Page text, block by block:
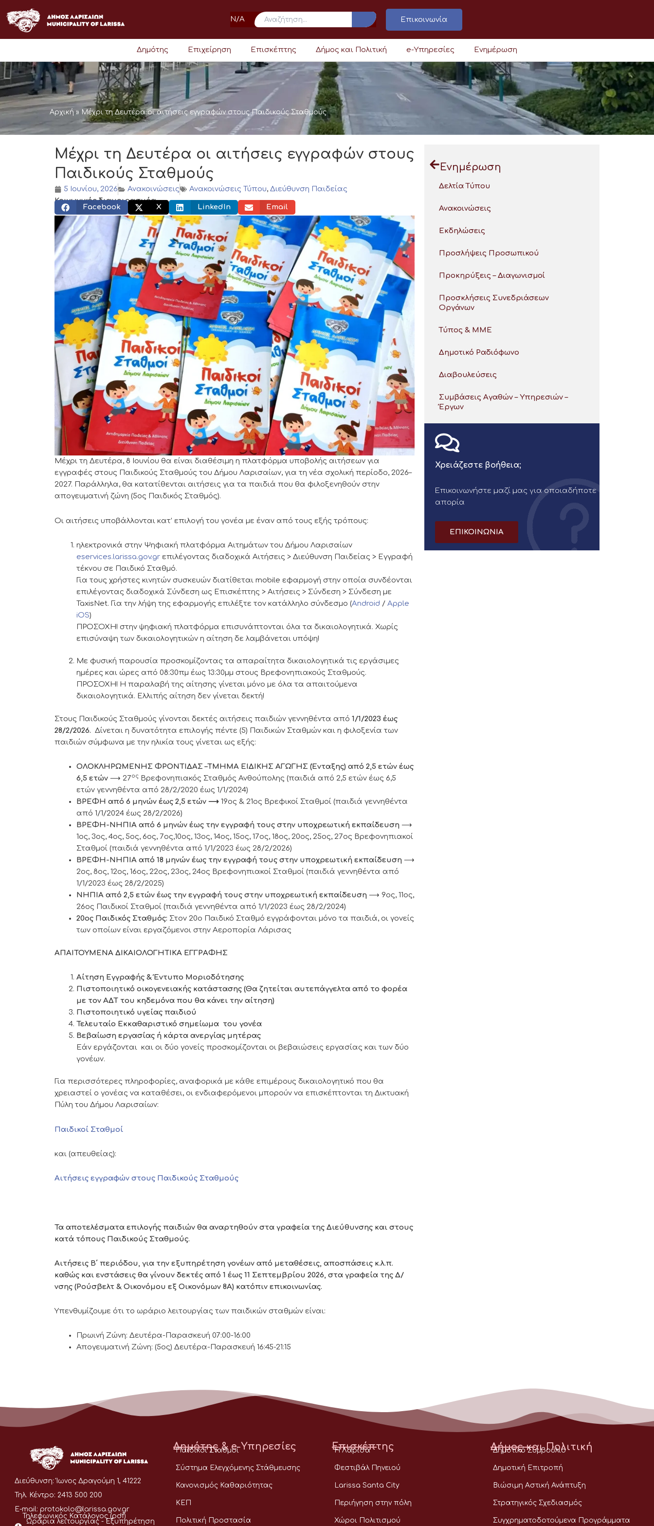
στο
περιεχόμενο
N/A Επικοινωνία
Δημότης Επιχείρηση Επισκέπτης Δήμος και Πολιτική e-Υπηρεσίες Ενημέρωση
Αρχική » Μέχρι τη Δευτέρα οι αιτήσεις εγγραφών στους Παιδικούς Σταθμούς
Μέχρι τη Δευτέρα οι αιτήσεις εγγραφών στους
Παιδικούς Σταθμούς
5 Ιουνίου, 2026 Ανακοινώσεις Ανακοινώσεις Τύπου, Διεύθυνση Παιδείας
Κοινωνικός διαμοιρασμός:
Facebook X LinkedIn Email
Μέχρι τη Δευτέρα, 8 Ιουνίου θα είναι διαθέσιμη η πλατφόρμα υποβολής αιτήσεων για
εγγραφές στους Παιδικούς Σταθμούς του Δήμου Λαρισαίων, για τη νέα σχολική περίοδο, 2026–
2027. Παράλληλα, θα κατατίθενται αιτήσεις για τα παιδιά που θα φιλοξενηθούν στην
απογευματινή ζώνη (5ος Παιδικός Σταθμός).
Οι αιτήσεις υποβάλλονται κατ’ επιλογή του γονέα με έναν από τους εξής τρόπους:
ηλεκτρονικά στην Ψηφιακή πλατφόρμα Αιτημάτων του Δήμου Λαρισαίων
eservices.larissa.gov.gr επιλέγοντας διαδοχικά Αιτήσεις > Διεύθυνση Παιδείας > Εγγραφή
τέκνου σε Παιδικό Σταθμό.
Για τους χρήστες κινητών συσκευών διατίθεται mobile εφαρμογή στην οποία συνδέονται
επιλέγοντας διαδοχικά Σύνδεση ως Επισκέπτης > Αιτήσεις > Σύνδεση > Σύνδεση με
TaxisNet. Για την λήψη της εφαρμογής επιλέξτε τον κατάλληλο σύνδεσμο (Android / Apple
iOS)
ΠΡΟΣΟΧΗ! στην ψηφιακή πλατφόρμα επισυνάπτονται όλα τα δικαιολογητικά. Χωρίς
επισύναψη των δικαιολογητικών η αίτηση δε λαμβάνεται υπόψη!
Με φυσική παρουσία προσκομίζοντας τα απαραίτητα δικαιολογητικά τις εργάσιμες
ημέρες και ώρες από 08:30πμ έως 13:30μμ στους Βρεφονηπιακούς Σταθμούς.
ΠΡΟΣΟΧΗ! Η παραλαβή της αίτησης γίνεται μόνο με όλα τα απαιτούμενα
δικαιολογητικά. Ελλιπής αίτηση δεν γίνεται δεκτή!
Στους Παιδικούς Σταθμούς γίνονται δεκτές αιτήσεις παιδιών γεννηθέντα από 1/1/2023 έως
28/2/2026. Δίνεται η δυνατότητα επιλογής πέντε (5) Παιδικών Σταθμών και η φιλοξενία των
παιδιών σύμφωνα με την ηλικία τους γίνεται ως εξής:
ΟΛΟΚΛΗΡΩΜΕΝΗΣ ΦΡΟΝΤΙΔΑΣ –ΤΜΗΜΑ ΕΙΔΙΚΗΣ ΑΓΩΓΗΣ (Ένταξης) από 2,5 ετών έως
6,5 ετών ⟶ 27ος Βρεφονηπιακός Σταθμός Ανθούπολης (παιδιά από 2,5 ετών έως 6,5
ετών γεννηθέντα από 28/2/2020 έως 1/1/2024)
ΒΡΕΦΗ από 6 μηνών έως 2,5 ετών ⟶ 19ος & 21ος Βρεφικοί Σταθμοί (παιδιά γεννηθέντα
από 1/1/2024 έως 28/2/2026)
ΒΡΕΦΗ-ΝΗΠΙΑ από 6 μηνών έως την εγγραφή τους στην υποχρεωτική εκπαίδευση ⟶
1ος, 3ος, 4ος, 5ος, 6ος, 7ος,10ος, 13ος, 14ος, 15ος, 17ος, 18ος, 20ος, 25ος, 27ος Βρεφονηπιακοί
Σταθμοί (παιδιά γεννηθέντα από 1/1/2023 έως 28/2/2026)
ΒΡΕΦΗ-ΝΗΠΙΑ από 18 μηνών έως την εγγραφή τους στην υποχρεωτική εκπαίδευση ⟶
2ος, 8ος, 12ος, 16ος, 22ος, 23ος, 24ος Βρεφονηπιακοί Σταθμοί (παιδιά γεννηθέντα από
1/1/2023 έως 28/2/2025)
ΝΗΠΙΑ από 2,5 ετών έως την εγγραφή τους στην υποχρεωτική εκπαίδευση ⟶ 9ος, 11ος,
26ος Παιδικοί Σταθμοί (παιδιά γεννηθέντα από 1/1/2023 έως 28/2/2024)
20ος Παιδικός Σταθμός: Στον 20ο Παιδικό Σταθμό εγγράφονται μόνο τα παιδιά, οι γονείς
των οπoίων είναι εργαζόμενοι στην Αεροπορία Λάρισας
ΑΠΑΙΤΟΥΜΕΝΑ ΔΙΚΑΙΟΛΟΓΗΤΙΚΑ ΕΓΓΡΑΦΗΣ
Αίτηση Εγγραφής & Έντυπο Μοριοδότησης
Πιστοποιητικό οικογενειακής κατάστασης (Θα ζητείται αυτεπάγγελτα από το φορέα
με τον ΑΔΤ του κηδεμόνα που θα κάνει την αίτηση)
Πιστοποιητικό υγείας παιδιού
Τελευταίο Εκκαθαριστικό σημείωμα του γονέα
Βεβαίωση εργασίας ή κάρτα ανεργίας μητέρας
Εάν εργάζονται και οι δύο γονείς προσκομίζονται οι βεβαιώσεις εργασίας και των δύο
γονέων.
Για περισσότερες πληροφορίες, αναφορικά με κάθε επιμέρους δικαιολογητικό που θα
χρειαστεί ο γονέας να καταθέσει, οι ενδιαφερόμενοι μπορούν να επισκέπτονται τη Δικτυακή
Πύλη του Δήμου Λαρισαίων:
Παιδικοί Σταθμοί
και (απευθείας):
Αιτήσεις εγγραφών στους Παιδικούς Σταθμούς
Τα αποτελέσματα επιλογής παιδιών θα αναρτηθούν στα γραφεία της Διεύθυνσης και στους
κατά τόπους Παιδικούς Σταθμούς.
Αιτήσεις Β΄ περιόδου, για την εξυπηρέτηση γονέων από μεταθέσεις, αποσπάσεις κ.λ.π.
καθώς και ενστάσεις θα γίνουν δεκτές από 1 έως 11 Σεπτεμβρίου 2026, στα γραφεία της Δ/
νσης (Ρούσβελτ & Οικονόμου εξ Οικονόμων 8Α) κατόπιν επικοινωνίας.
Υπενθυμίζουμε ότι το ωράριο λειτουργίας των παιδικών σταθμών είναι:
Πρωινή Ζώνη: Δευτέρα-Παρασκευή 07:00-16:00
Απογευματινή Ζώνη: (5ος) Δευτέρα-Παρασκευή 16:45-21:15
Ενημέρωση
Δελτία Τύπου
Ανακοινώσεις
Εκδηλώσεις
Προσλήψεις Προσωπικού
Προκηρύξεις – Διαγωνισμοί
Προσκλήσεις Συνεδριάσεων
Οργάνων
Τύπος & ΜΜΕ
Δημοτικό Ραδιόφωνο
Διαβουλεύσεις
Συμβάσεις Αγαθών – Υπηρεσιών –
Έργων
Χρειάζεστε βοήθεια;
Επικοινωνήστε μαζί μας για οποιαδήποτε
απορία
ΕΠΙΚΟΙΝΩΝΙΑ
Διεύθυνση: Ίωνος Δραγούμη 1, 41222
Τηλ. Κέντρο: 2413 500 200
E-mail: protokolo@larissa.gov.gr
Τηλεφωνικός Κατάλογος (pdf)
Ωράρια λειτουργίας - Eξυπηρέτηση
Δημότης & e-Υπηρεσίες
Παιδικοί Σταθμοί
Σύστημα Ελεγχόμενης Στάθμευσης
Κανονισμός Καθαριότητας
ΚΕΠ
Πολιτική Προστασία
Επισκέπτης
Η Λάρισα
Φεστιβάλ Πηνειού
Larissa Santa City
Περιήγηση στην πόλη
Χώροι Πολιτισμού
Δήμος και Πολιτική
Δημοτικό Συμβούλιο
Δημοτική Επιτροπή
Βιώσιμη Αστική Ανάπτυξη
Στρατηγικός Σχεδιασμός
Συγχρηματοδοτούμενα Προγράμματα